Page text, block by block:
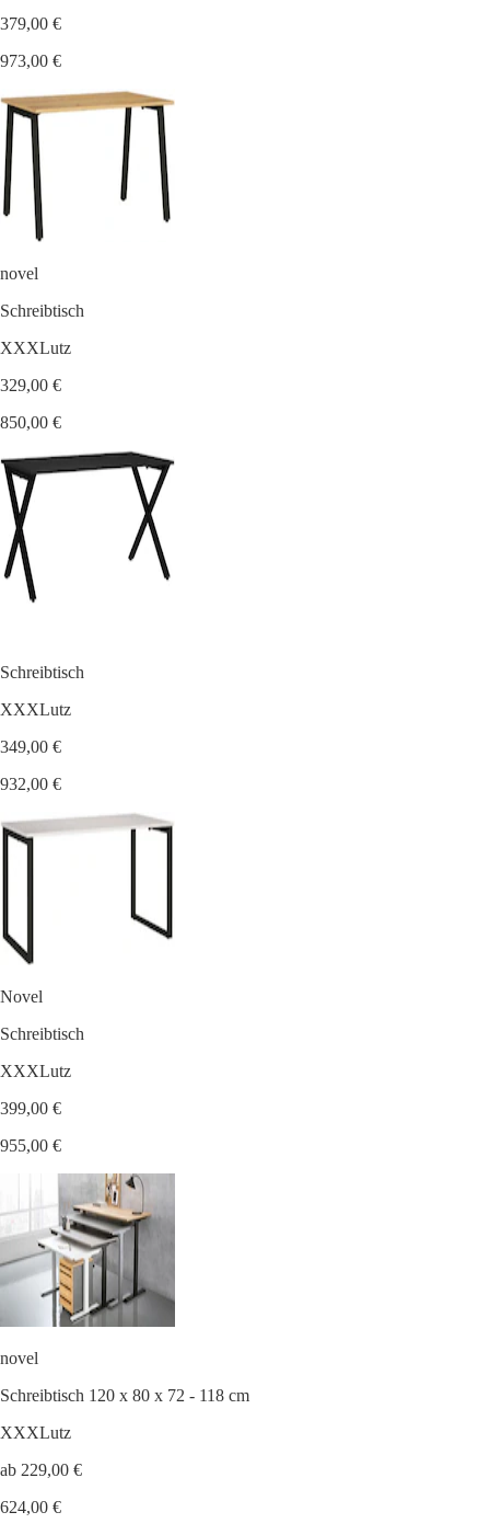
379,00 €
973,00 €
novel
Schreibtisch
XXXLutz
329,00 €
850,00 €
Schreibtisch
XXXLutz
349,00 €
932,00 €
Novel
Schreibtisch
XXXLutz
399,00 €
955,00 €
novel
Schreibtisch 120 x 80 x 72 - 118 cm
XXXLutz
ab 229,00 €
624,00 €